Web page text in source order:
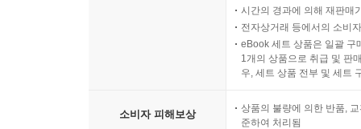
시간의 경과에 의해 재판매
전자상거래 등에서의 소비
eBook 세트 상품은 일괄 구
1개의 상품으로 취급 및 판
우, 세트 상품 전부 및 세트
소비자 피해보상
상품의 불량에 의한 반품,
준하여 처리됨